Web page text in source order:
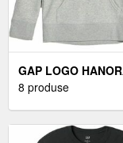
GAP LOGO
PENTRU FETE, GRI,
8 produse